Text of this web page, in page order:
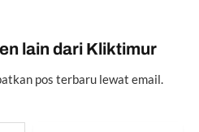
lain dari Kliktimur
pos terbaru lewat email.